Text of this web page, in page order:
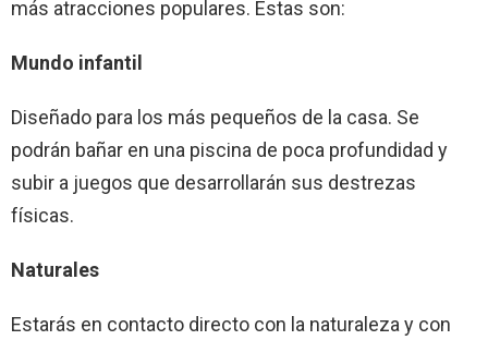
más atracciones populares. Estas son:
Mundo infantil
Diseñado para los más pequeños de la casa. Se
podrán bañar en una piscina de poca profundidad y
subir a juegos que desarrollarán sus destrezas
físicas.
Naturales
Estarás en contacto directo con la naturaleza y con